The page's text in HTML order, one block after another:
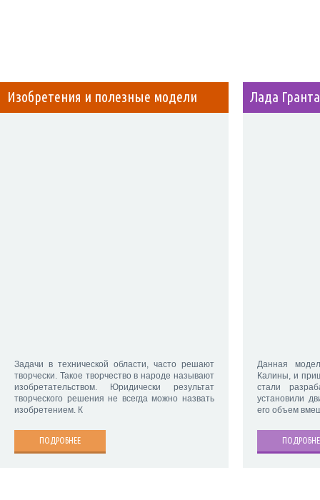
Изобретения и полезные модели
Задачи в технической области, часто решают
творчески. Такое творчество в народе называют
изобретательством. Юридически результат
творческого решения не всегда можно назвать
изобретением. К
ПОДРОБНЕЕ
Лада
Данная
Калины, и
стали
установили
его объем